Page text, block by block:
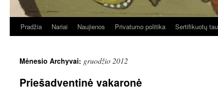
Pradžia Nariai Naujienos Privatumo politika Sertifikuotų
Mėnesio Archyvai: gruodžio 2012
Priešadventinė vakaronė